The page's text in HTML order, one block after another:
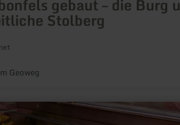
gebaut – die Burg
Stolberg
Geoweg